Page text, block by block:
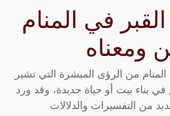
في المنام
ومعناه
من الرؤى المبشرة التي تشير
في بناء بيت أو حياة جديدة، وقد ورد
من التفسيرات والدلالات